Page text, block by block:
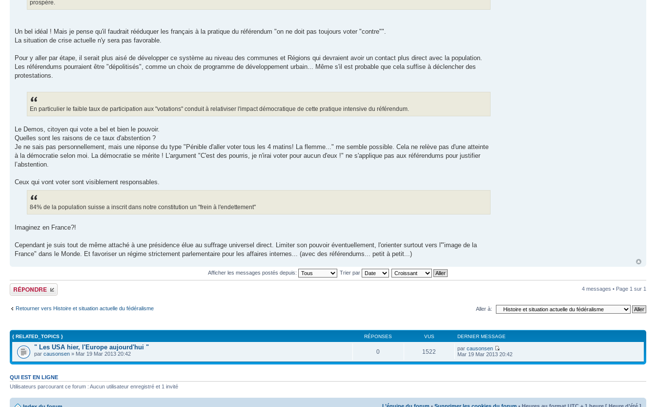
prospère.
Un bel idéal ! Mais je pense qu'il faudrait rééduquer les français à la pratique du référendum "on ne doit pas toujours voter "contre"".
La situation de crise actuelle n'y sera pas favorable.
Pour y aller par étape, il serait plus aisé de développer ce système au niveau des communes et Régions qui devraient avoir un contact plus direct avec la population.
Les référendums pourraient être "dépolitisés", comme un choix de programme de développement urbain... Même s'il est probable que cela suffise à déclencher des
protestations.
En particulier le faible taux de participation aux "votations" conduit à relativiser l'impact démocratique de cette pratique intensive du référendum.
Le Demos, citoyen qui vote a bel et bien le pouvoir.
Quelles sont les raisons de ce taux d'abstention ?
Je ne sais pas personnellement, mais une réponse du type "Pénible d'aller voter tous les 4 matins! La flemme..." me semble possible. Cela ne relève pas d'une atteinte
à la démocratie selon moi. La démocratie se mérite ! L'argument "C'est des pourris, je n'irai voter pour aucun d'eux !" ne s'applique pas aux référendums pour justifier
l’abstention.
Ceux qui vont voter sont visiblement responsables.
84% de la population suisse a inscrit dans notre constitution un "frein à l'endettement"
Imaginez en France?!
Cependant je suis tout de même attaché à une présidence élue au suffrage universel direct. Limiter son pouvoir éventuellement, l'orienter surtout vers l'"image de la
France" dans le Monde. Et favoriser un régime strictement parlementaire pour les affaires internes... (avec des référendums... petit à petit...)
Afficher les messages postés depuis: Trier par
Répondre 4 messages • Page 1 sur 1
Retourner vers Histoire et situation actuelle du fédéralisme Aller à:
{ RELATED_TOPICS } RÉPONSES VUS DERNIER MESSAGE
" Les USA hier, l'Europe aujourd'hui "
par causonsen » Mar 19 Mar 2013 20:42 0 1522 parcausonsen
Mar 19 Mar 2013 20:42
QUI EST EN LIGNE
Utilisateurs parcourant ce forum : Aucun utilisateur enregistré et 1 invité